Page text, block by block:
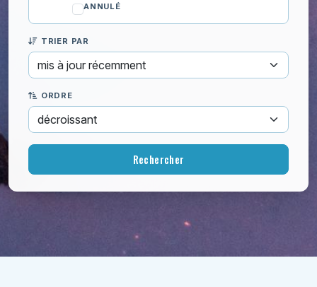
ANNULÉ
TRIER PAR
ORDRE